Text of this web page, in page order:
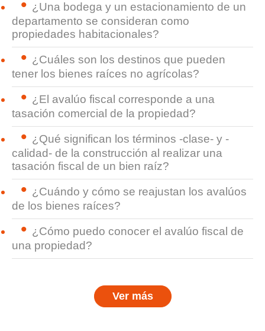
¿Una bodega y un estacionamiento de un
departamento se consideran como
propiedades habitacionales?
¿Cuáles son los destinos que pueden
tener los bienes raíces no agrícolas?
¿El avalúo fiscal corresponde a una
tasación comercial de la propiedad?
¿Qué significan los términos -clase- y -
calidad- de la construcción al realizar una
tasación fiscal de un bien raíz?
¿Cuándo y cómo se reajustan los avalúos
de los bienes raíces?
¿Cómo puedo conocer el avalúo fiscal de
una propiedad?
Ver más